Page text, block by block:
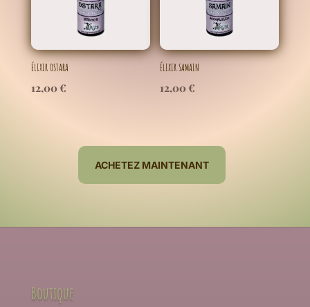
ÉLIXIR OSTARA
12,00 €
ÉLIXIR SAMAIN
12,00 €
ACHETEZ MAINTENANT
Boutique